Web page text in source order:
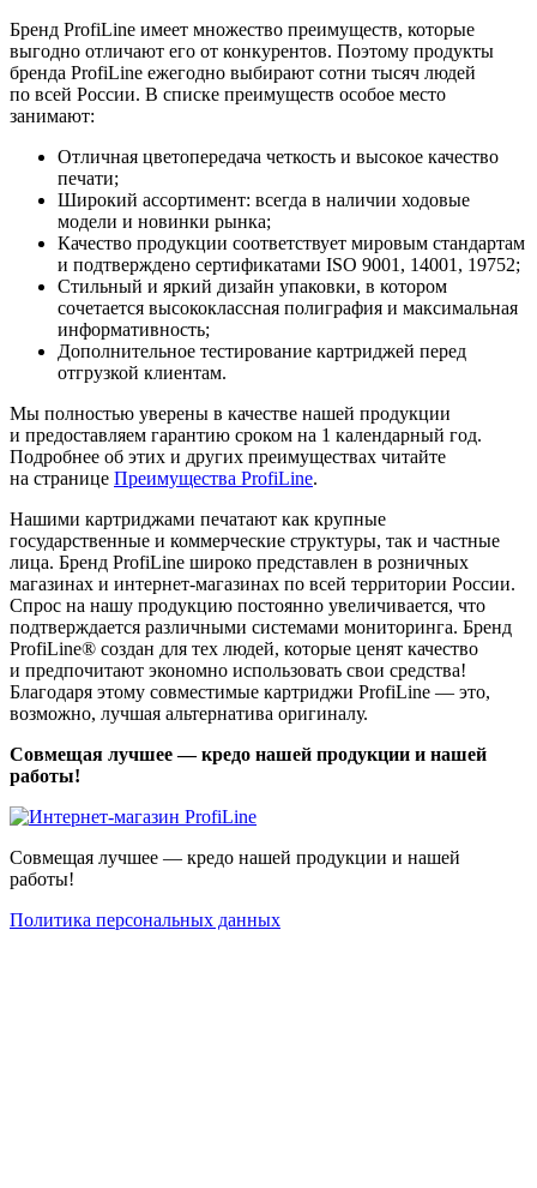
Бренд ProfiLine имеет множество преимуществ, которые
выгодно отличают его от конкурентов. Поэтому продукты
бренда ProfiLine ежегодно выбирают сотни тысяч людей
по всей России. В списке преимуществ особое место
занимают:
Отличная цветопередача четкость и высокое качество
печати;
Широкий ассортимент: всегда в наличии ходовые
модели и новинки рынка;
Качество продукции соответствует мировым стандартам
и подтверждено сертификатами ISO 9001, 14001, 19752;
Стильный и яркий дизайн упаковки, в котором
сочетается высококлассная полиграфия и максимальная
информативность;
Дополнительное тестирование картриджей перед
отгрузкой клиентам.
Мы полностью уверены в качестве нашей продукции
и предоставляем гарантию сроком на 1 календарный год.
Подробнее об этих и других преимуществах читайте
на странице Преимущества ProfiLine.
Нашими картриджами печатают как крупные
государственные и коммерческие структуры, так и частные
лица. Бренд ProfiLine широко представлен в розничных
магазинах и интернет-магазинах по всей территории России.
Спрос на нашу продукцию постоянно увеличивается, что
подтверждается различными системами мониторинга. Бренд
ProfiLine® создан для тех людей, которые ценят качество
и предпочитают экономно использовать свои средства!
Благодаря этому совместимые картриджи ProfiLine — это,
возможно, лучшая альтернатива оригиналу.
Совмещая лучшее — кредо нашей продукции и нашей
работы!
Совмещая лучшее — кредо нашей продукции и нашей
работы!
Политика персональных данных